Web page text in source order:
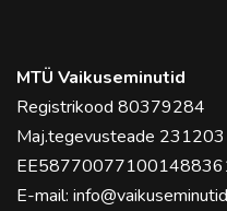
MTÜ Vaikuseminutid
Registrikood 80379284
Maj.tegevusteade 231203
E-mail: